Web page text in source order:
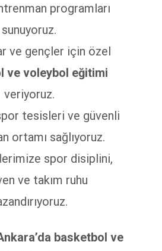
programları
sunuyoruz.
ve gençler için özel
ve voleybol eğitimi
veriyoruz.
tesisleri ve güvenli
ortamı sağlıyoruz.
spor disiplini,
ve takım ruhu
basketbol ve